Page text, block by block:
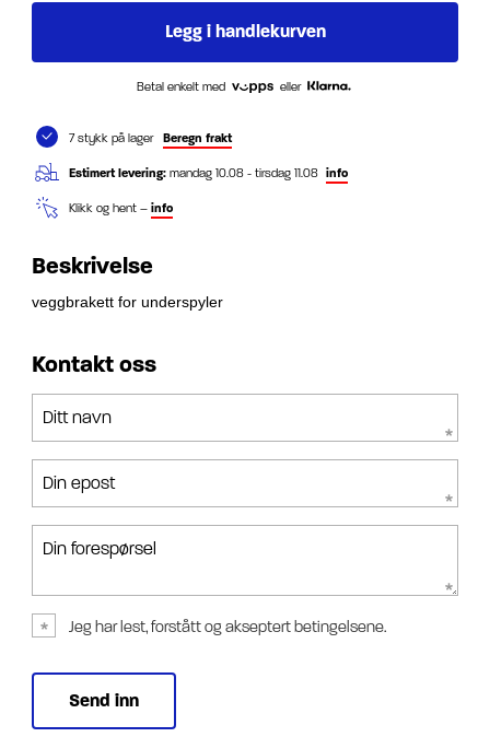
Betal enkelt med eller
7 stykk på lager Beregn frakt
Estimert levering: mandag 10.08 - tirsdag 11.08 info
Klikk og hent – info
Beskrivelse
veggbrakett for underspyler
Kontakt oss
Ditt navn
Din epost
Din forespørsel
Jeg har lest, forstått og akseptert betingelsene.